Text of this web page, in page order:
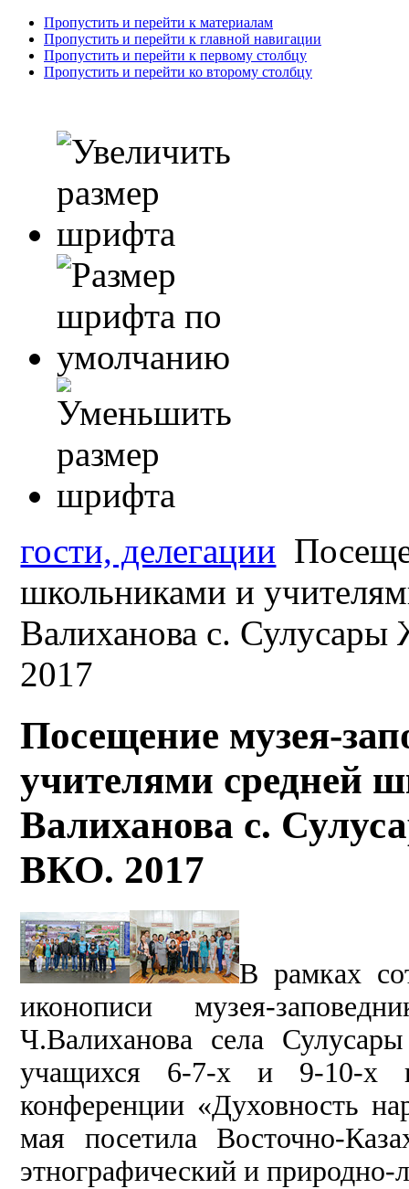
Пропустить и перейти к материалам
Пропустить и перейти к главной навигации
Пропустить и перейти к первому столбцу
Пропустить и перейти ко второму столбцу
гости, делегации
школьниками и
Валиханова с.
2017
Посещение музея-
учителями средней
Валиханова с.
ВКО. 2017
В рамках
иконописи музея-
Ч.Валиханова села
учащихся 6-7-х и 9-10-х
конференции «Духовность
мая посетила Восточно-
этнографический и